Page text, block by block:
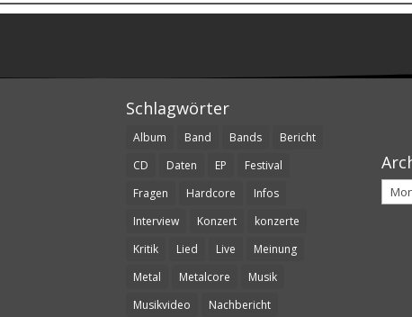
Schlagwörter
Album Band Bands
Bericht
CD
Daten EP
Festival
Fragen
Hardcore
Infos
Interview
Konzert
konzerte
Kritik
Lied Live
Meinung
Metal
Metalcore
Musik
Musikvideo
Nachbericht